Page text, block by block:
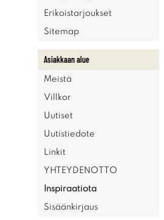
Erikoistarjoukset
Sitemap
Asiakkaan alue
Meistä
Villkor
Uutiset
Uutistiedote
Linkit
YHTEYDENOTTO
Inspiraatiota
Sisäänkirjaus